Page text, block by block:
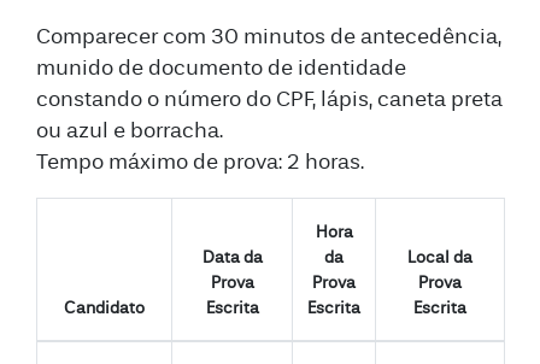
Comparecer com 30 minutos de antecedência,
munido de documento de identidade
constando o número do CPF, lápis, caneta preta
ou azul e borracha.
Tempo máximo de prova: 2 horas.
Candidato
Data da
Prova
Escrita
Hora
da
Prova
Escrita
Local da
Prova
Escrita